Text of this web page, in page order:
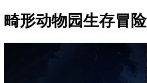
畸形动物园生存冒险